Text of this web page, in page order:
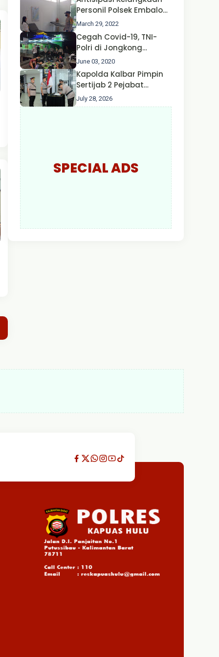
Nusa II Polda Kalbar*
Personil Polsek Embaloh
Hulu Gencar Lakukan
Pengecekan Oksigen
March 29, 2022
Cegah Covid-19, TNI-
Polri di Jongkong
Himbau Masyarakat
Jangan Kumpul Hinga
Larut Malam.
June 03, 2020
Kapolda Kalbar Pimpin
Sertijab 2 Pejabat
Utama dan 7 Kapolres,
AKBP Wisnu Perdana
July 28, 2026
SPECIAL ADS